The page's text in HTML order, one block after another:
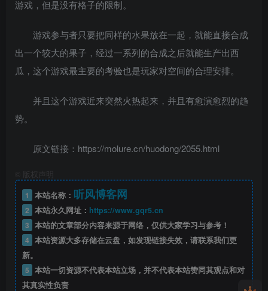
游戏，但是没有格子的限制。
游戏参与者只要把同样的水果放在一起，就能直接合成
出一个较大的果子，经过一系列的合成之后就能生产出西
瓜，这个游戏最主要的考验也是玩家对空间的合理安排。
并且这个游戏近来突然火热起来，并且有愈演愈烈的趋
势。
原文链接：https://molure.cn/huodong/2055.html
版权声明
1
本站名称： 听风博客网
2 本站永久网址： https://www.gqr5.cn
3 本站的文章部分内容来源于网络，仅供大家学习与参考！
4 本站资源大多存储在云盘，如发现链接失效，请联系我们更
新。
5 本站一切资源不代表本站立场，并不代表本站赞同其观点和对
其真实性负责